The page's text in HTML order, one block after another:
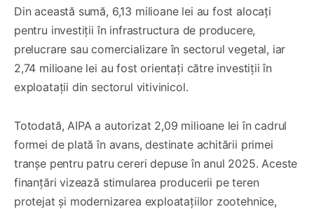
Din această sumă, 6,13 milioane lei au fost alocați
pentru investiții în infrastructura de producere,
prelucrare sau comercializare în sectorul vegetal, iar
2,74 milioane lei au fost orientați către investiții în
exploatații din sectorul vitivinicol.
Totodată, AIPA a autorizat 2,09 milioane lei în cadrul
formei de plată în avans, destinate achitării primei
tranșe pentru patru cereri depuse în anul 2025. Aceste
finanțări vizează stimularea producerii pe teren
protejat și modernizarea exploatațiilor zootehnice,